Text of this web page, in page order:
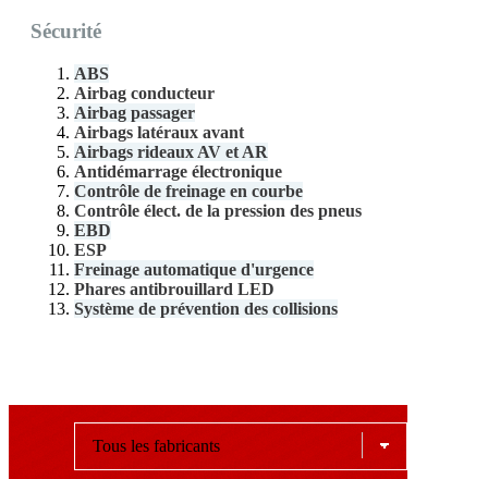
Sécurité
ABS
Airbag conducteur
Airbag passager
Airbags latéraux avant
Airbags rideaux AV et AR
Antidémarrage électronique
Contrôle de freinage en courbe
Contrôle élect. de la pression des pneus
EBD
ESP
Freinage automatique d'urgence
Phares antibrouillard LED
Système de prévention des collisions